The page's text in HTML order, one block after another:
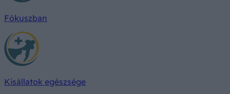
Fókuszban
Kisállatok egészsége